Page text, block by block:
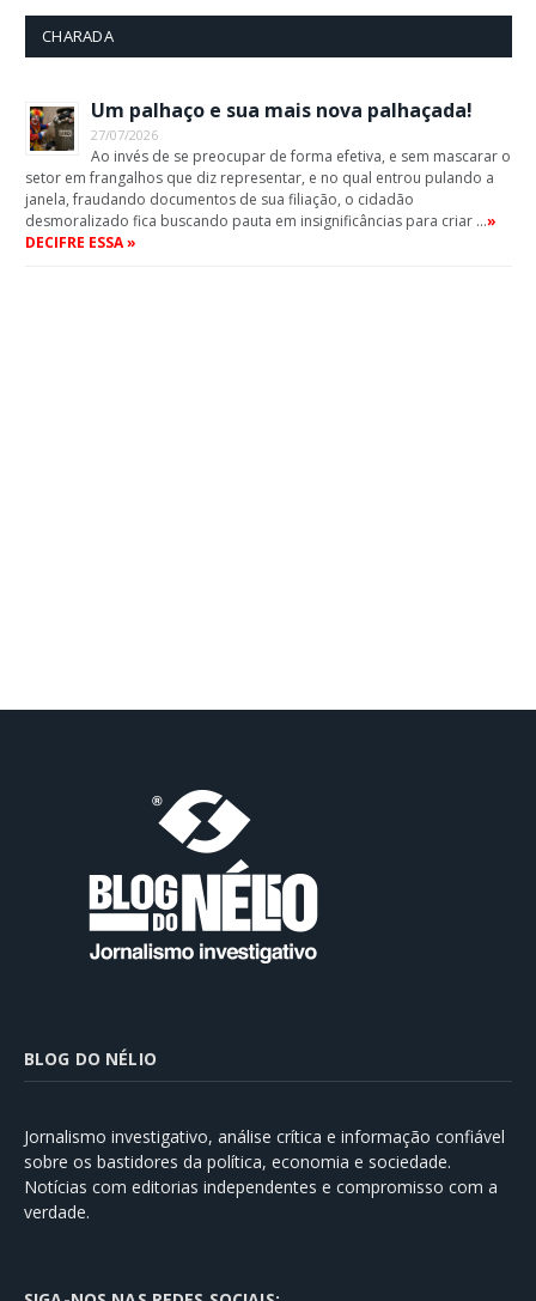
CHARADA
Um palhaço e sua mais nova palhaçada!
27/07/2026
Ao invés de se preocupar de forma efetiva, e sem mascarar o
setor em frangalhos que diz representar, e no qual entrou pulando a
janela, fraudando documentos de sua filiação, o cidadão
desmoralizado fica buscando pauta em insignificâncias para criar …»
DECIFRE ESSA »
BLOG DO NÉLIO
Jornalismo investigativo, análise crítica e informação confiável
sobre os bastidores da política, economia e sociedade.
Notícias com editorias independentes e compromisso com a
verdade.